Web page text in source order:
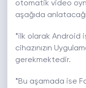
otomatik video
aşağıda
*ilk olarak Android
cihazınızın
gerekmektedir.
*Bu aşamada ise